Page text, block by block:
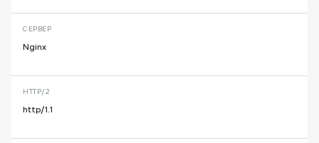
СЕРВЕР
Nginx
HTTP/2
http/1.1